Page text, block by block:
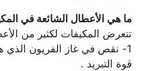
ما هي الأعطال الشائعة في
تتعرض المكيفات لكثير من
1- نقص في غاز الفريون الذي
قوة التبريد .